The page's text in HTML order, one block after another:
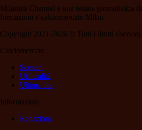
Milanisti Channel è una testata giornalistica
formazioni e calciomercato Milan
Copyright 2021-2026 © Tutti i diritti riservati.
Calciomercato
Scenari
Ufficialità
Ultima ora
Informazioni
Redazione